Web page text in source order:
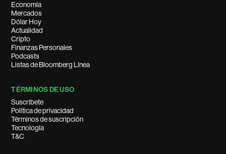
Economía
Mercados
Dólar Hoy
Actualidad
Cripto
Finanzas Personales
Podcasts
Listas de Bloomberg Línea
TÉRMINOS DE USO
Suscríbete
Política de privacidad
Términos de suscripción
Tecnología
T&C